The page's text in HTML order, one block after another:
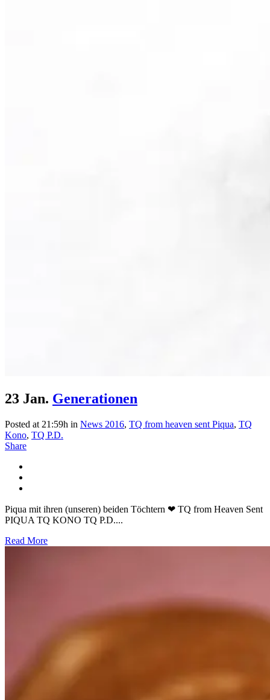
23 Jan. Generationen
Posted at 21:59h in News 2016, TQ from heaven sent Piqua, TQ
Kono, TQ P.D.
Share
Piqua mit ihren (unseren) beiden Töchtern ❤ TQ from Heaven Sent
PIQUA TQ KONO TQ P.D....
Read More